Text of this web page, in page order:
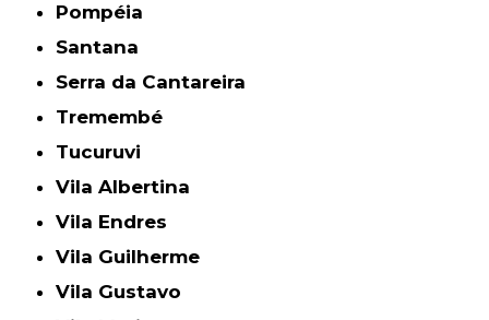
Pompéia
Santana
Serra da Cantareira
Tremembé
Tucuruvi
Vila Albertina
Vila Endres
Vila Guilherme
Vila Gustavo